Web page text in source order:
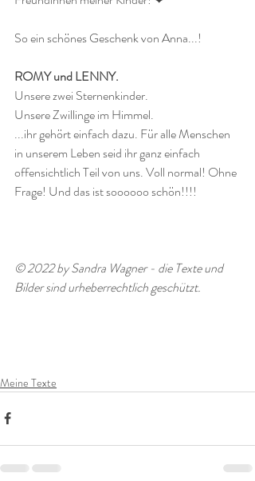
So ein schönes Geschenk von Anna...!
ROMY und LENNY.
Unsere zwei Sternenkinder.
Unsere Zwillinge im Himmel.
...ihr gehört einfach dazu. Für alle Menschen
in unserem Leben seid ihr ganz einfach
offensichtlich Teil von uns. Voll normal! Ohne
Frage! Und das ist soooooo schön!!!!
© 2022 by Sandra Wagner - die Texte und
Bilder sind urheberrechtlich geschützt.
Meine Texte